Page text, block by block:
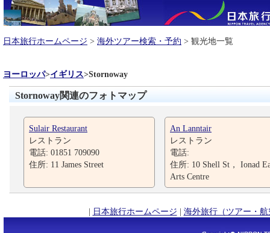
日本旅行ホームページ > 海外ツアー検索・予約 > 観光地一覧
ヨーロッパ>イギリス>Stornoway
Stornoway関連のフォトマップ
Sulair Restaurant
レストラン
電話: 01851 709090
住所: 11 James Street
An Lanntair
レストラン
電話:
住所: 10 Shell St， Ionad
Arts Centre
| 日本旅行ホームページ | 海外旅行（ツアー・航